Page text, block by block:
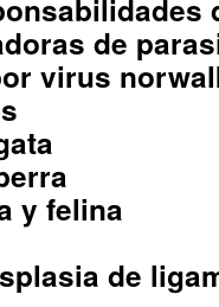
de
virus
y felina
de